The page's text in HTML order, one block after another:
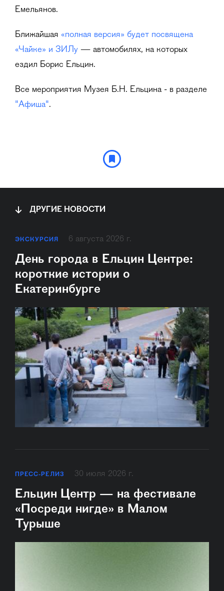
Емельянов.
Ближайшая «полная версия» будет посвящена
«Чайке» и ЗИЛу — автомобилях, на которых
ездил Борис Ельцин.
Все мероприятия Музея Б.Н. Ельцина - в разделе
"Афиша".
ДРУГИЕ НОВОСТИ
ЭКСКУРСИЯ 6 августа 2026 г.
День города в Ельцин Центре:
короткие истории о
Екатеринбурге
ПРЕСС-РЕЛИЗ 30 июля 2026 г.
Ельцин Центр — на фестивале
«Посреди нигде» в Малом
Турыше